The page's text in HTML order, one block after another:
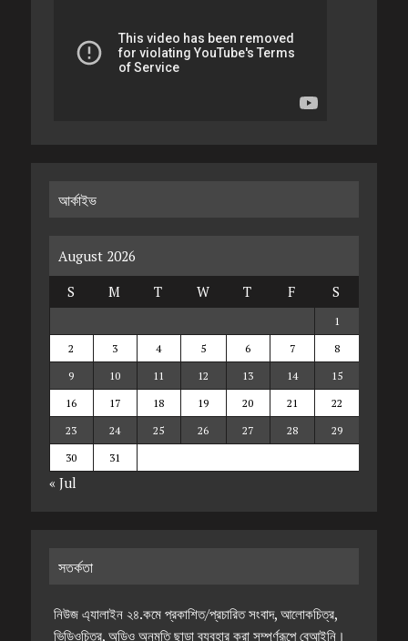
আর্কাইভ
August 2026
S
M T W T F S
1
2
3 4 5 6 7
8
9
10 11 12 13 14
15
16
17 18 19 20 21
22
23
24 25 26 27 28
29
30
31
« Jul
সতর্কতা
নিউজ এ্যালাইন ২৪.কমে প্রকাশিত/প্রচারিত সংবাদ, আলোকচিত্র,
ভিডিওচিত্র, অডিও অনুমতি ছাড়া ব্যবহার করা সম্পূর্ণরূপে বেআইনি।